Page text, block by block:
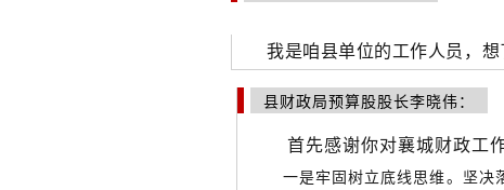
我是咱县单位的工作人员，
县财政局预算股股长李晓伟 ：
首先感谢你对襄城财政工
一是牢固树立底线思维。坚决